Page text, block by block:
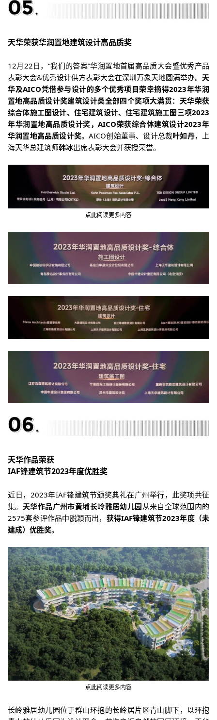
天华荣获华润置地建筑设计高品质奖
12月22日，“我们的答案”华润置地首届高品质大会暨优秀产品
表彰大会&优秀设计供方表彰大会在深圳万象天地圆满举办。 天
华及AICO凭借参与设计的多个优秀项目荣幸摘得2023年华润
置地高品质设计奖建筑设计类全部四个奖项大满贯： 天华荣获
综合体施工图设计、住宅建筑设计、住宅建筑施工图三项2023
年华润置地高品质设计奖，AICO荣获综合体建筑设计2023年
华润置地高品质设计奖。AICO创始董事、设计总裁叶如丹，上
海天华总建筑师韩冰出席表彰大会并获授荣誉。
点此阅读更多内容
天华作品荣获
IAF锋建筑节2023年度优胜奖
近日，2023年IAF锋建筑节颁奖典礼在广州举行，此奖项共征
集。 天华作品广州市黄埔长岭雅居幼儿园从来自全球范围内的
2575套参评作品中脱颖而出， 获得IAF锋建筑节2023年度（未
建成）优胜奖。
点此阅读更多内容
长岭雅居幼儿园位于群山环抱的长岭居片区青山脚下，以环抱